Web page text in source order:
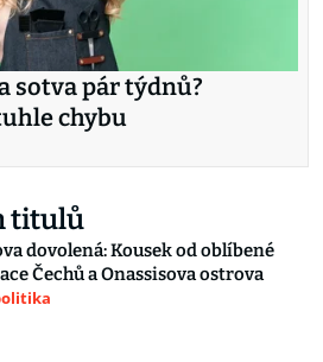
sotva pár týdnů?
chybu
titulů
dovolená: Kousek od oblíbené
Čechů a Onassisova ostrova